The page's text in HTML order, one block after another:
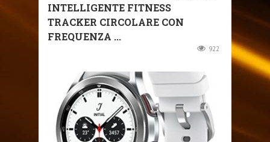
INTELLIGENTE FITNESS
TRACKER CIRCOLARE CON
FREQUENZA ...
922